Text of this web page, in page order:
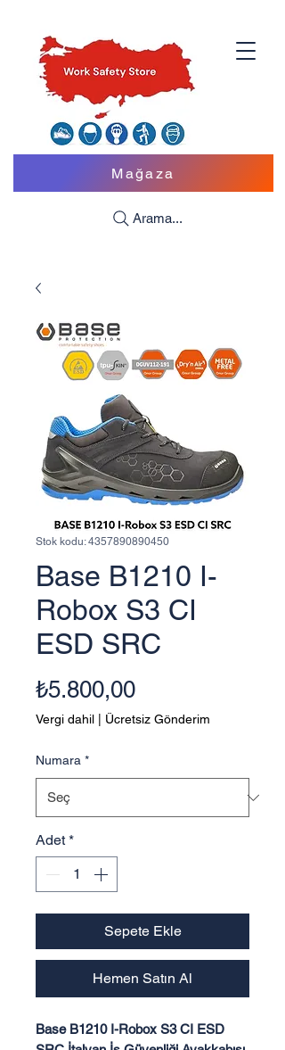
Arama...
Mağaza
Stok kodu: 4357890890450
Base B1210 I-
Robox S3 CI
ESD SRC
₺5.800,00Fiyat
Vergi dahil Ücretsiz Gönderim
Numara *
Adet *
Sepete Ekle
Hemen Satın Al
Base B1210 I-Robox S3 CI ESD